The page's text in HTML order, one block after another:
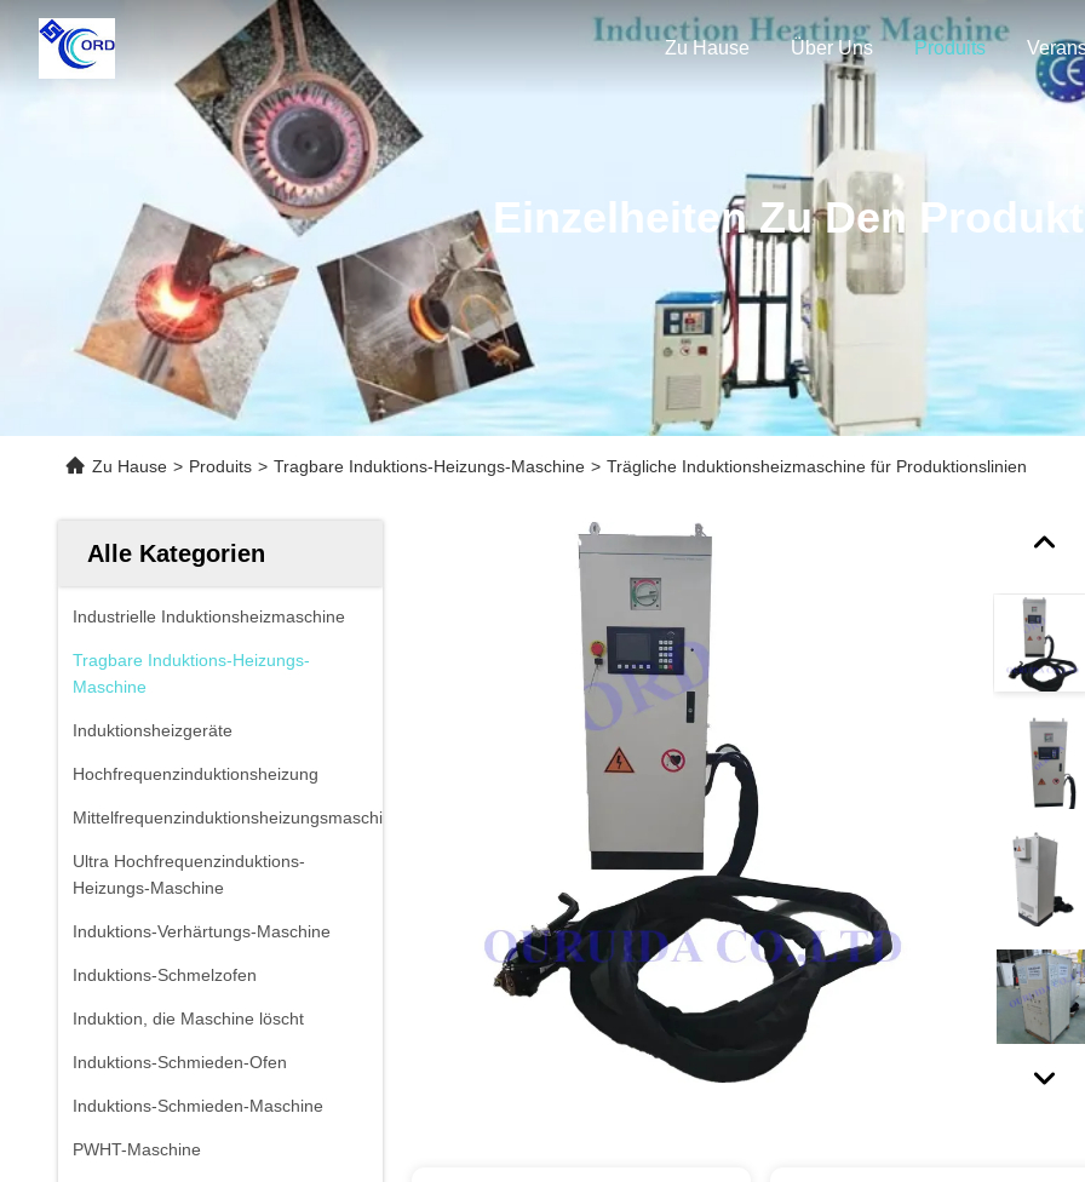
Zu Hause Über Uns Produits
Einzelheiten Zu Den
Zu Hause > Produits > Tragbare Induktions-Heizungs-Maschine > Trägliche Induktionsheizmaschine für Produktionslinien
Alle Kategorien
Industrielle Induktionsheizmaschine
Tragbare Induktions-Heizungs-
Maschine
Induktionsheizgeräte
Hochfrequenzinduktionsheizung
Mittelfrequenzinduktionsheizungsmaschine
Ultra Hochfrequenzinduktions-
Heizungs-Maschine
Induktions-Verhärtungs-Maschine
Induktions-Schmelzofen
Induktion, die Maschine löscht
Induktions-Schmieden-Ofen
Induktions-Schmieden-Maschine
PWHT-Maschine